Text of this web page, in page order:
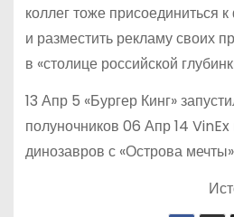
коллег тоже присоединиться
и разместить рекламу своих
в «столице российской
13 Апр 5 «Бургер Кинг»
полуночников 06 Апр 14
динозавров с «Острова мечты»